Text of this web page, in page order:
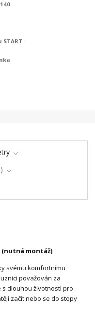
START
(nutná montáž)
svému komfortnímu
považován za
dlouhou životností pro
začít nebo se do stopy